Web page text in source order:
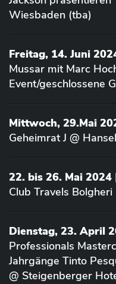
Wiesbaden (tba)
Freitag, 14. Juni
Mussar mit Marc
Event/geschlossene
Mittwoch, 29.Mai
Geheimrat J @
22. bis 26. Mai 2024
Club Travels Bolgheri
Dienstag, 23. April
Professionals
Jahrgänge Tinto
@ Steigenberger